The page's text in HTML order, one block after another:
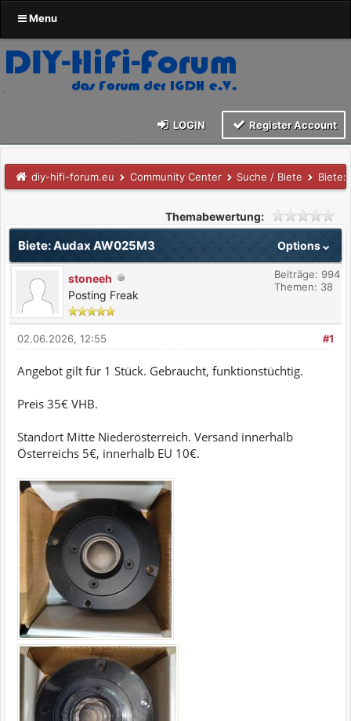
Menu
LOGIN Register Account
diy-hifi-forum.eu Community Center Suche / Biete Biete:
Themabewertung:
Options
Biete: Audax AW025M3
stoneeh
Posting Freak
Beiträge: 994
Themen: 38
#1
02.06.2026, 12:55
Angebot gilt für 1 Stück. Gebraucht, funktionstüchtig.
Preis 35€ VHB.
Standort Mitte Niederösterreich. Versand innerhalb
Österreichs 5€, innerhalb EU 10€.